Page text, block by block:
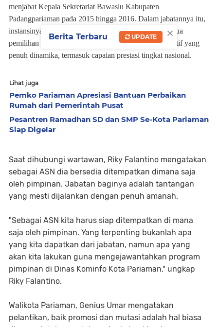
menjabat Kepala Sekretariat Bawaslu Kabupaten
Padangpariaman pada 2015 hingga 2016. Dalam jabatannya itu,
instansinya telah melalui serangkaian pengawasan di dua
pemilihan kepala daerah berbeda dan pemilihan legislatif yang
penuh dinamika, termasuk capaian prestasi tingkat nasional.
Lihat juga
Pemko Pariaman Apresiasi Bantuan Perbaikan
Rumah dari Pemerintah Pusat
Pesantren Ramadhan SD dan SMP Se-Kota Pariaman
Siap Digelar
Saat dihubungi wartawan, Riky Falantino mengatakan
sebagai ASN dia bersedia ditempatkan dimana saja
oleh pimpinan. Jabatan baginya adalah tantangan
yang mesti dijalankan dengan penuh amanah.
"Sebagai ASN kita harus siap ditempatkan di mana
saja oleh pimpinan. Yang terpenting bukanlah apa
yang kita dapatkan dari jabatan, namun apa yang
akan kita lakukan guna mengejawantahkan program
pimpinan di Dinas Kominfo Kota Pariaman," ungkap
Riky Falantino.
Walikota Pariaman, Genius Umar mengatakan
pelantikan, baik promosi dan mutasi adalah hal biasa
×
Berita Terbaru UPDATE